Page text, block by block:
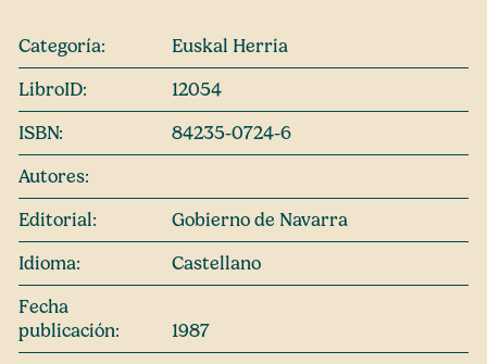
Categoría:
Euskal Herria
LibroID:
12054
ISBN:
84235-0724-6
Autores:
Editorial:
Gobierno de Navarra
Idioma:
Castellano
Fecha
publicación:
1987